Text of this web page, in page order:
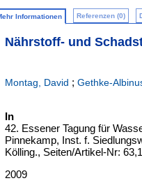
Informationen Referenzen (0)
Nährstoff- und
Montag, David ; Gethke-
In
42. Essener Tagung für
Pinnekamp, Inst. f.
Kölling., Seiten/Artikel-Nr:
2009